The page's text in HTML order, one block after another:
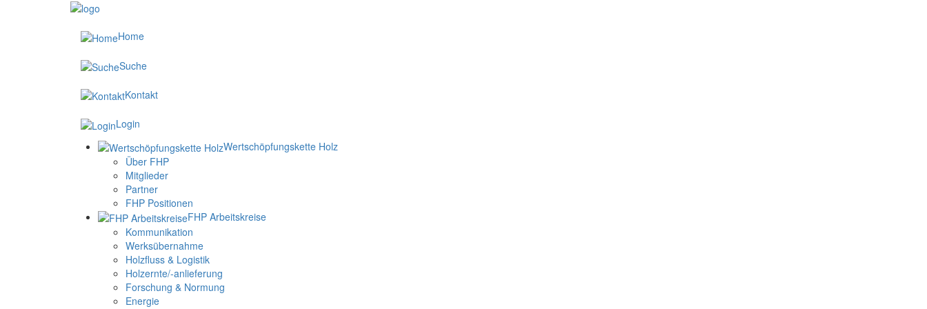
Home
Suche
Kontakt
Login
Wertschöpfungskette Holz
Über FHP
Mitglieder
Partner
FHP Positionen
FHP Arbeitskreise
Kommunikation
Werksübernahme
Holzfluss & Logistik
Holzernte/-anlieferung
Forschung & Normung
Energie